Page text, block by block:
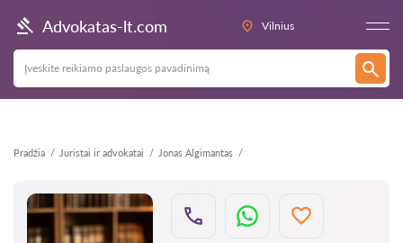
Advokatas-lt.com Vilnius
Pradžia Juristai ir advokatai Jonas Algimantas
Atgal